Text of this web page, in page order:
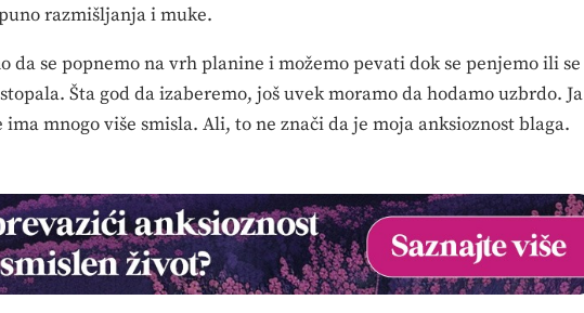
razmišljanja i muke.
da se popnemo na vrh planine i možemo pevati dok se penjemo ili se
Šta god da izaberemo, još uvek moramo da hodamo uzbrdo. Ja
mnogo više smisla. Ali, to ne znači da je moja anksioznost blaga.